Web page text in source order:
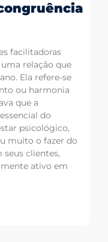
facilitadoras
relação que
Ela refere-se
ou harmonia
que a
do
psicológico,
muito o fazer do
seus clientes,
ativo em